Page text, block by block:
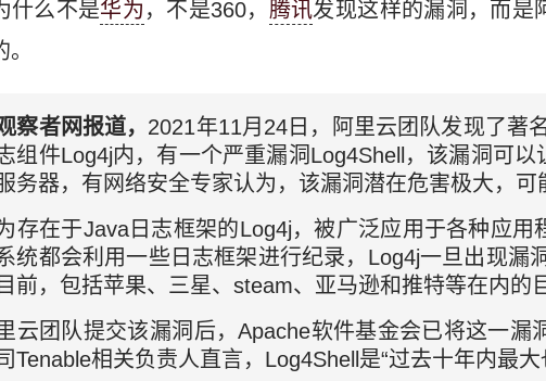
什么不是华为 ，不是360， 腾讯发现这样的漏洞，而是
察者网报道， 2021年11月24日，阿里云团队发现了著
组件Log4j内，有一个严重漏洞Log4Shell，该漏洞可
务器，有网络安全专家认为，该漏洞潜在危害极大，可
存在于Java日志框架的Log4j，被广泛应用于各种应
统都会利用一些日志框架进行纪录，Log4j一旦出现漏
前，包括苹果、三星、steam、亚马逊和推特等在内的
云团队提交该漏洞后，Apache软件基金会已将这一漏
Tenable相关负责人直言，Log4Shell是“过去十年内最大